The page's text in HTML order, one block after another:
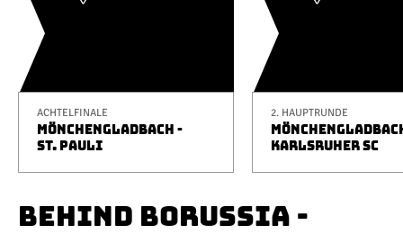
ACHTELFINALE
MÖNCHENGLADBACH -
ST. PAULI
2. HAUPTRUNDE
KARLSRUHER SC
BEHIND BORUSSIA -